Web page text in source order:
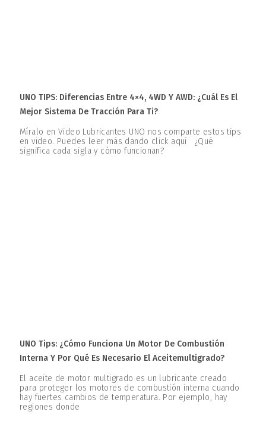
UNO TIPS: Diferencias Entre 4×4, 4WD Y AWD: ¿Cuál Es El
Mejor Sistema De Tracción Para Ti?
Míralo en Video Lubricantes UNO nos comparte estos tips
en video. Puedes leer más dando click aquí ¿Qué
significa cada sigla y cómo funcionan?
UNO Tips: ¿Cómo Funciona Un Motor De Combustión
Interna Y Por Qué Es Necesario El Aceitemultigrado?
El aceite de motor multigrado es un lubricante creado
para proteger los motores de combustión interna cuando
hay fuertes cambios de temperatura. Por ejemplo, hay
regiones donde